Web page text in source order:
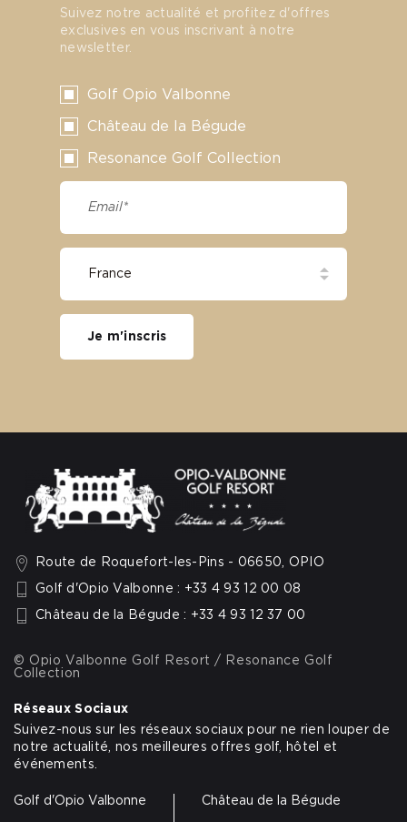
Route de Roquefort-les-Pins - 06650, OPIO
Golf d'Opio Valbonne : +33 4 93 12 00 08
Château de la Bégude : +33 4 93 12 37 00
© Opio Valbonne Golf Resort / Resonance Golf
Collection
Réseaux Sociaux
Suivez-nous sur les réseaux sociaux pour ne rien louper de
notre actualité, nos meilleures offres golf, hôtel et
événements.
Golf d'Opio Valbonne Château de la Bégude
Suivez notre actualité et profitez d'offres
exclusives en vous inscrivant à notre
newsletter.
Golf Opio Valbonne
Château de la Bégude
Resonance Golf Collection
Je m'inscris